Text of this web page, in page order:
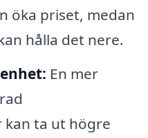
öka priset, medan
hålla det nere.
En mer
ta ut högre